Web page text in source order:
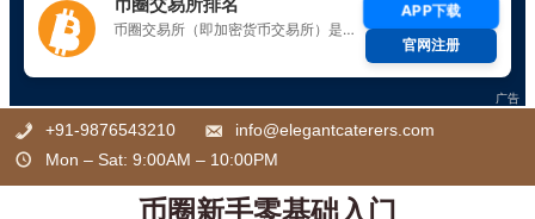
Skip
+91-9876543210
info@elegantcaterers.com
Mon – Sat: 9:00AM – 10:00PM
币圈新手零基础入门